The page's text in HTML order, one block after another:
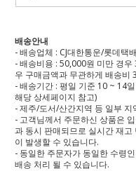
배송안내
- 배송업체 : CJ대한통운/롯데택배
- 배송비용 : 50,000원 미만 경
우 구매금액과 무관하게 배송비
- 배송기간 : 평일 기준 10 ~ 14
해당 상세페이지 참고)
- 제주/도서/산간지역 등 일부
- 고객님께서 주문하신 상품은
과 동시 판매되므로 실시간 재
이 발생할 수 있습니다.
- 동일한 주문자가 동일한 수령
배송 처리 될 수 있습니다.